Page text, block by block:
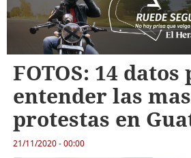
FOTOS: 14 datos
entender las
protestas en
21/11/2020 - 00:00